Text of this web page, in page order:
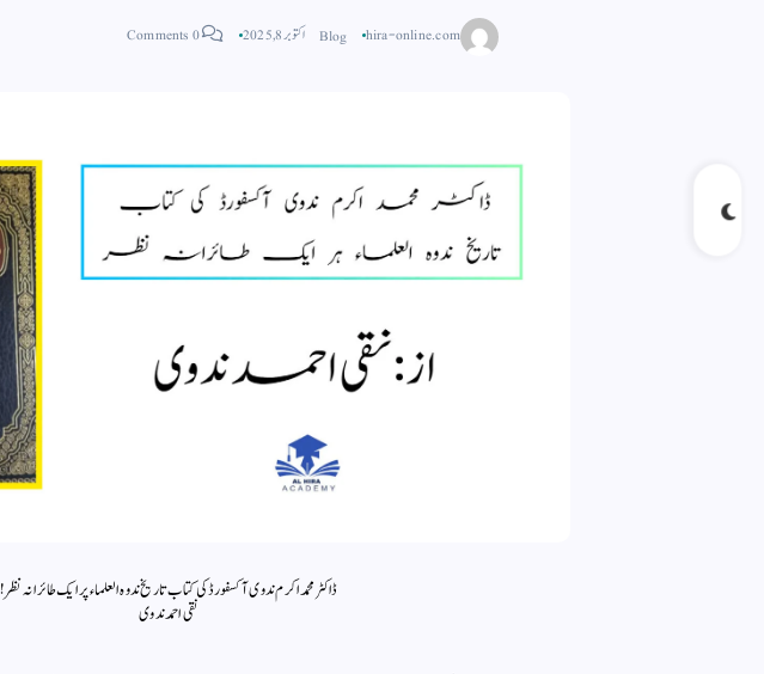
hira-online.com
Blog اکتوبر 8, 2025 0 Comments
ڈاکٹر محمد اکرم ندوی آکسفورڈ کی کتاب تاریخ ندوہ العلماء پر ایک طائرانہ نظر!
نقی احمد ندوی